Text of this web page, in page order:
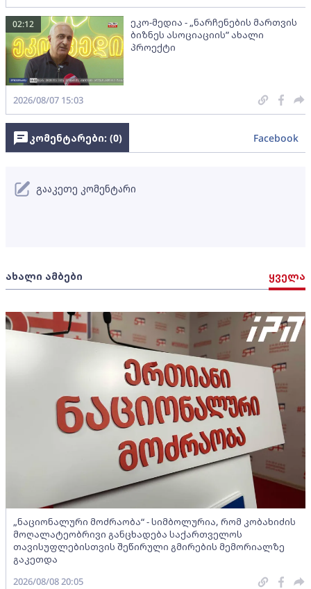
ეკო-მედია - „ნარჩენების მართვის
ბიზნეს ასოციაციის” ახალი
პროექტი
02:12
2026/08/07 15:03
ახალი ამბები ყველა
„ნაციონალური მოძრაობა“ - სიმბოლურია, რომ კობახიძის
მოღალატეობრივი განცხადება საქართველოს
თავისუფლებისთვის შეწირული გმირების მემორიალზე
გაკეთდა
2026/08/08 20:05
კომენტარები: (0) Facebook
გააკეთე კომენტარი